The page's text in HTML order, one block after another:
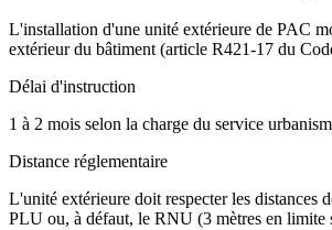
L'installation d'une unité extérieure de PAC
extérieur du bâtiment (article R421-17 du
Délai d'instruction
1 à 2 mois selon la charge du service
Distance réglementaire
L'unité extérieure doit respecter les distances
PLU ou, à défaut, le RNU (3 mètres en limite